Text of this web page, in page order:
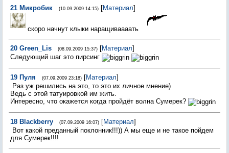
21 Микробик (10.09.2009 14:15) [Материал]
скоро начнут клыки наращиваааать
20 Green_Lis (08.09.2009 15:37) [Материал]
Следующий шаг это пирсинг
19 Пуля (07.09.2009 23:18) [Материал]
Раз уж решились на это, то это их личное мнение)
Ведь с этой татуировкой им жить.
Интересно, что окажется когда пройдёт волна Сумерек?
18 Blackberry (07.09.2009 16:07) [Материал]
Вот какой преданный поклонник!!!)) А мы еще и не такое пойдем
для Сумерек!!!!